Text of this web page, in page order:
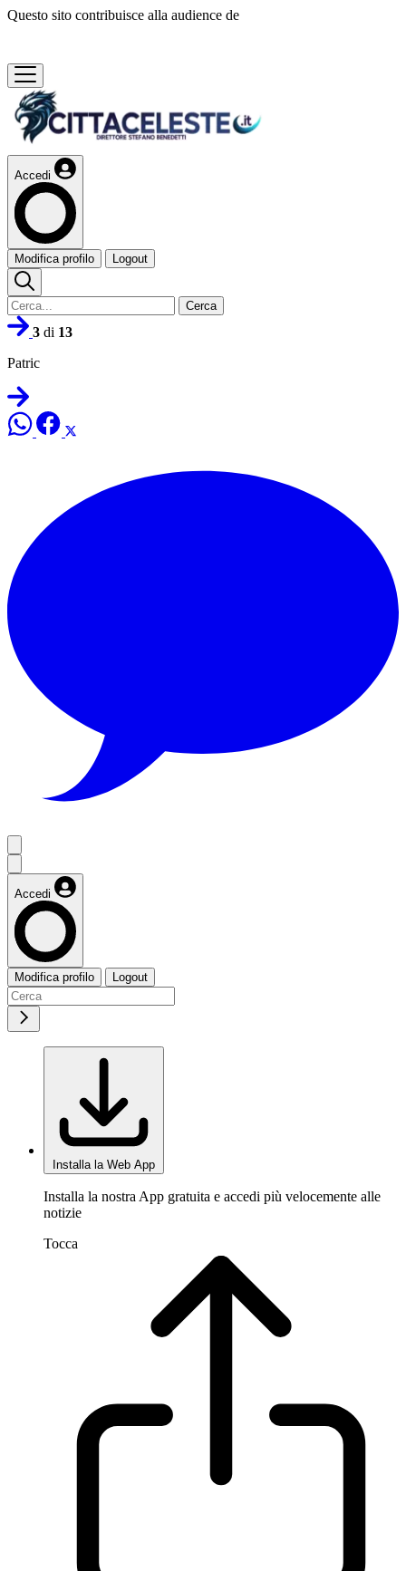
Questo sito contribuisce alla audience de
Accedi
Modifica profilo Logout
Cerca
3 di 13
Patric
Accedi
Modifica profilo Logout
Installa la Web App
Installa la nostra App gratuita e accedi più velocemente alle
notizie
Tocca